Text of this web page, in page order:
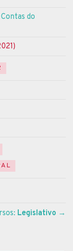
do
Legislativo →